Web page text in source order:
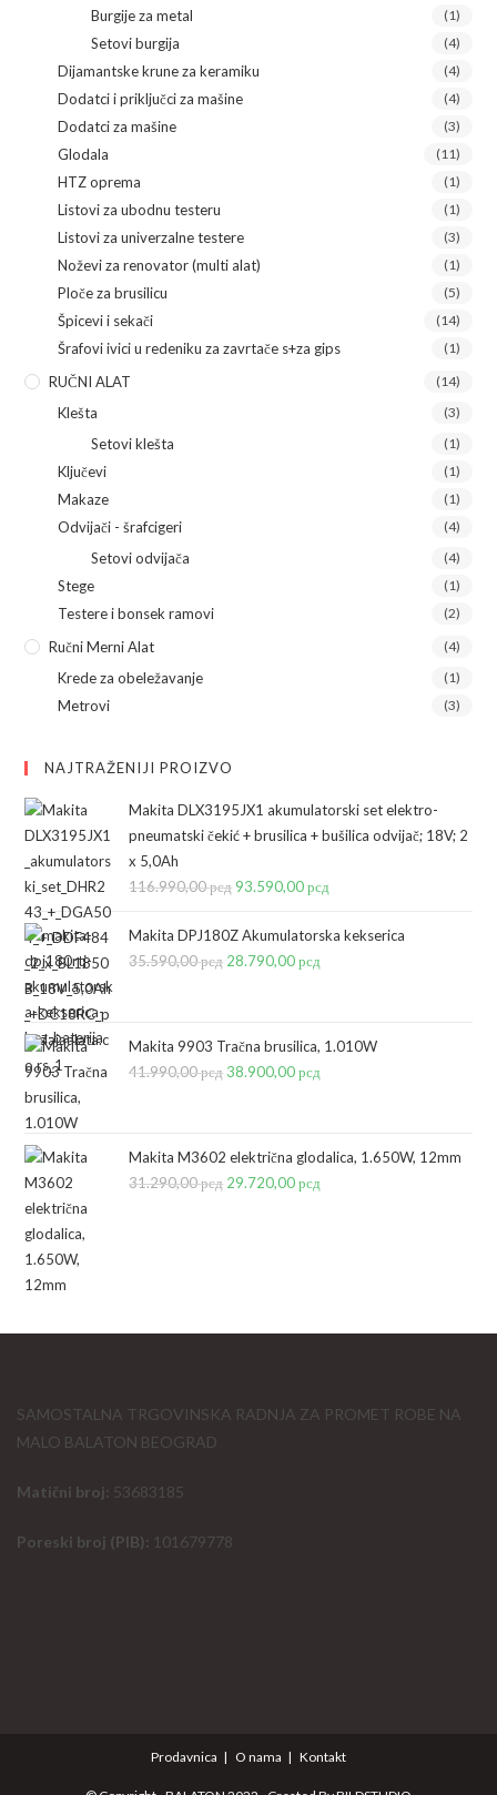
Burgije za metal (1)
Setovi burgija (4)
Dijamantske krune za keramiku (4)
Dodatci i priključci za mašine (4)
Dodatci za mašine (3)
Glodala (11)
HTZ oprema (1)
Listovi za ubodnu testeru (1)
Listovi za univerzalne testere (3)
Noževi za renovator (multi alat) (1)
Ploče za brusilicu (5)
Špicevi i sekači (14)
Šrafovi ivici u redeniku za zavrtače s+za gips (1)
RUČNI ALAT (14)
Klešta (3)
Setovi klešta (1)
Ključevi (1)
Makaze (1)
Odvijači - šrafcigeri (4)
Setovi odvijača (4)
Stege (1)
Testere i bonsek ramovi (2)
Ručni Merni Alat (4)
Krede za obeležavanje (1)
Metrovi (3)
NAJTRAŽENIJI PROIZVO
Makita DLX3195JX1 akumulatorski set elektro-
pneumatski čekić + brusilica + bušilica odvijač; 18V; 2
x 5,0Ah
116.990,00рсд Originalna
je
bila:
93.590,00рсд
je:
Makita DPJ180Z Akumulatorska kekserica
35.590,00рсд Originalna
bila:
35.590,00 рсд.
28.790,00рсд
28.790,00 рсд.
Makita 9903 Tračna brusilica, 1.010W
41.990,00рсд Originalna
bila:
41.990,00 рсд.
38.900,00рсд
38.900,00 рсд.
Makita M3602 električna glodalica, 1.650W, 12mm
31.290,00рсд Originalna
29.720,00рсд
SAMOSTALNA TRGOVINSKA RADNJA ZA PROMET ROBE NA
MALO BALATON BEOGRAD
Matični broj: 53683185
Poreski broj (PIB): 101679778
Prodavnica O nama Kontakt